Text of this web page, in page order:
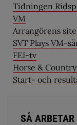
Tidningen
VM
Arrangörens site
SVT Plays VM-
FEI-tv
Horse &
Start- och
SÅ ARBETAR